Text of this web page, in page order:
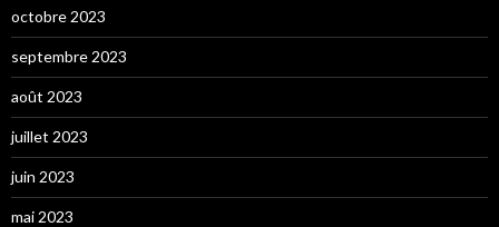
octobre 2023
septembre 2023
août 2023
juillet 2023
juin 2023
mai 2023